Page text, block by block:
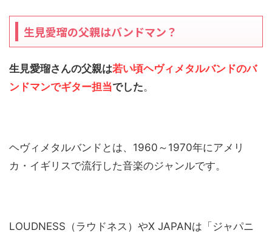
生見愛瑠の父親はバンドマン？
生見愛瑠さんの父親は若い頃ヘヴィメタルバンドのバ
ンドマンでギター担当でした。
ヘヴィメタルバンドとは、1960～1970年にアメリ
カ・イギリスで流行した音楽のジャンルです。
LOUDNESS（ラウドネス）やX JAPANは「ジャパニ